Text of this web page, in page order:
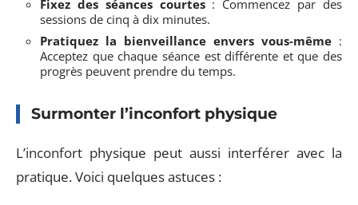
Fixez des séances courtes: Commencez par des
sessions de cinq à dix minutes.
Pratiquez la bienveillance envers vous-même :
Acceptez que chaque séance est différente et que des
progrès peuvent prendre du temps.
Surmonter l’inconfort physique
L’inconfort physique peut aussi interférer avec la
pratique. Voici quelques astuces :